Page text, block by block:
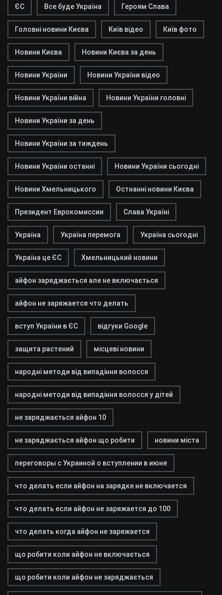
ЄС Все буде Україна Героям Слава
Головні новини Києва Київ відео Київ фото
Новини Києва Новини Києва за день
Новини України Новини України відео
Новини України війна Новини України головні
Новини України за день
Новини України за тиждень
Новини України останні Новини України сьогодні
Новини Хмельницького Остнанні новини Києва
Президент Еврокомиссии Слава Україні
Україна Україна перемога Україна сьогодні
Україна це ЄС Хмельницький новини
айфон заряджається але не включається
айфон не заряжается что делать
вступ України в ЄС відгуки Google
защита растений місцеві новини
народні методи від випадіння волосся
народні методи від випадіння волосся у дітей
не заряджається айфон 10
не заряджається айфон що робити новини міста
переговоры с Украиной о вступлении в июне
что делать если айфон на зарядке не включается
что делать если айфон не заряжается до 100
что делать когда айфон не заряжается
що робити коли айфон не включається
що робити коли айфон не заряджається